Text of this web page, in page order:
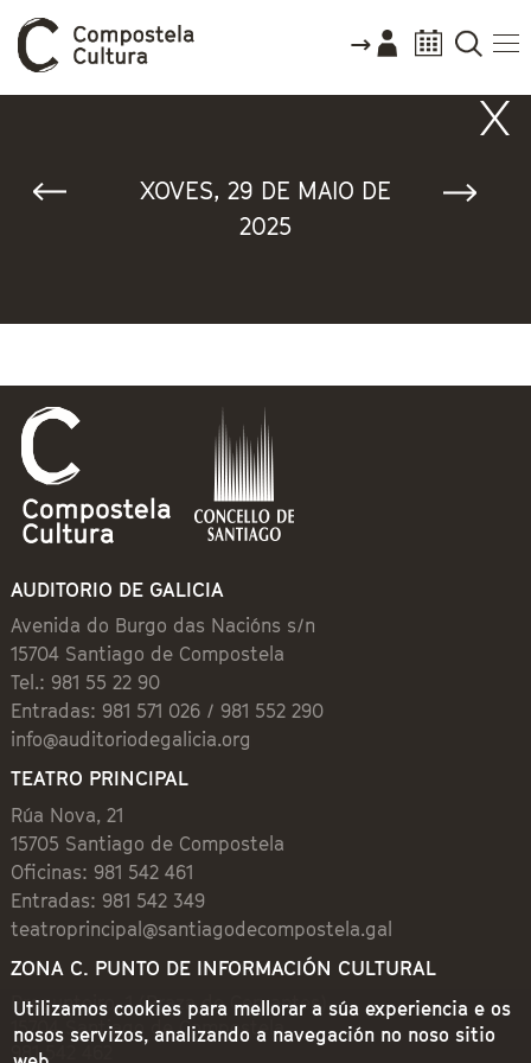
XOVES, 29 DE MAIO DE
2025
AUDITORIO DE GALICIA
Avenida do Burgo das Nacións s/n
15704 Santiago de Compostela
Tel.: 981 55 22 90
Entradas: 981 571 026 / 981 552 290
info@auditoriodegalicia.org
TEATRO PRINCIPAL
Rúa Nova, 21
15705 Santiago de Compostela
Oficinas: 981 542 461
Entradas: 981 542 349
teatroprincipal@santiagodecompostela.gal
ZONA C. PUNTO DE INFORMACIÓN CULTURAL
Preguntoiro, 1 (Praza de Cervantes)
15704 Santiago de Compostela
981 542 462
Utilizamos cookies para mellorar a súa experiencia e os
nosos servizos, analizando a navegación no noso sitio